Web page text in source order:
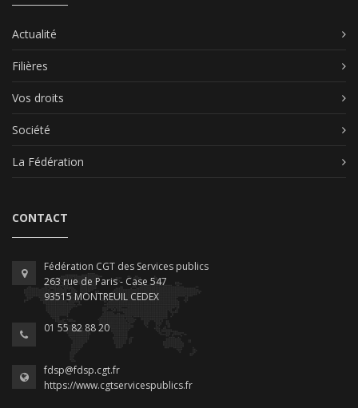
Actualité
Filières
Vos droits
Société
La Fédération
CONTACT
Fédération CGT des Services publics
263 rue de Paris - Case 547
93515 MONTREUIL CEDEX
01 55 82 88 20
fdsp@fdsp.cgt.fr
https://www.cgtservicespublics.fr